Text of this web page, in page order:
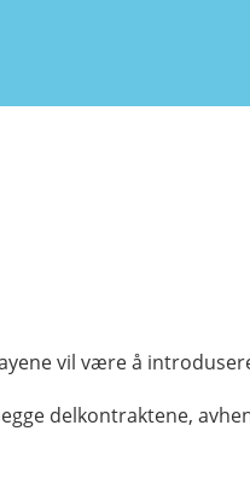
vil være å
delkontraktene,